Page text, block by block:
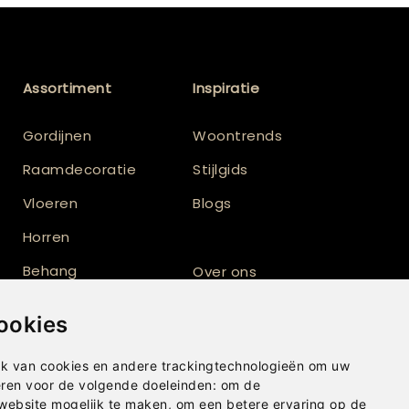
van cookies en andere trackingtechnologieën om uw
voor de volgende doeleinden: om de
mogelijk te maken, om een betere ervaring op de
Assortiment
Gordijnen
Raamdecoratie
Vloeren
Horren
Behang
Shutters
Inspiratie
Woontrends
Stijlgids
Blogs
Over ons